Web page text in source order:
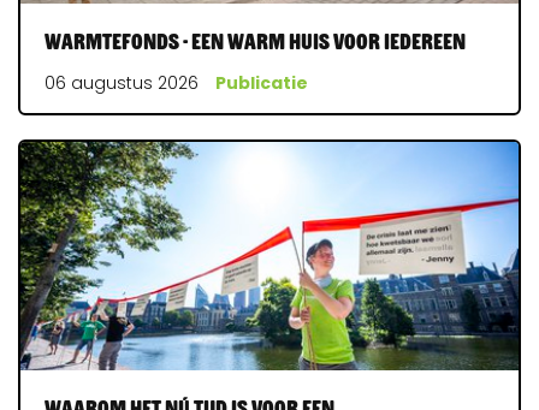
Warmtefonds - Een warm huis voor iedereen
06 augustus 2026 Publicatie